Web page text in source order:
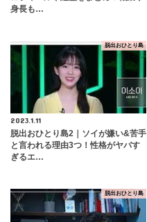
身長も…
脱出おひとり島
2023.1.11
脱出おひとり島2｜ソイが嫌い&苦手
と言われる理由3つ！性格がヤバす
ぎるエ…
脱出おひとり島